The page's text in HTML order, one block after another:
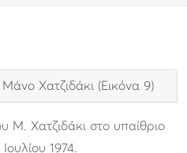
Χατζιδάκι (Εικόνα 9)
Μ. Χατζιδάκι στο υπαίθριο
1974.